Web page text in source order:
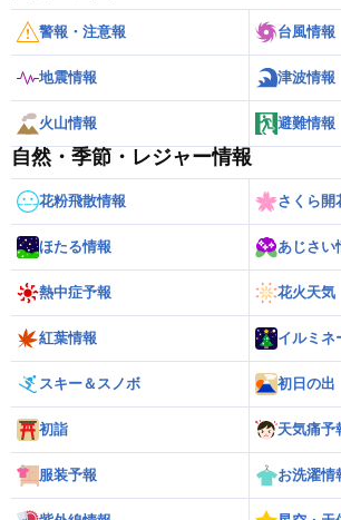
警報・注意報 台風情報
地震情報 津波情報
火山情報 避難情報
自然・季節・レジャー情報
花粉飛散情報 さくら開
ほたる情報 あじさい
熱中症予報 花火天気
紅葉情報 イルミネ
スキー＆スノボ 初日の出
初詣 天気痛予
服装予報 お洗濯情